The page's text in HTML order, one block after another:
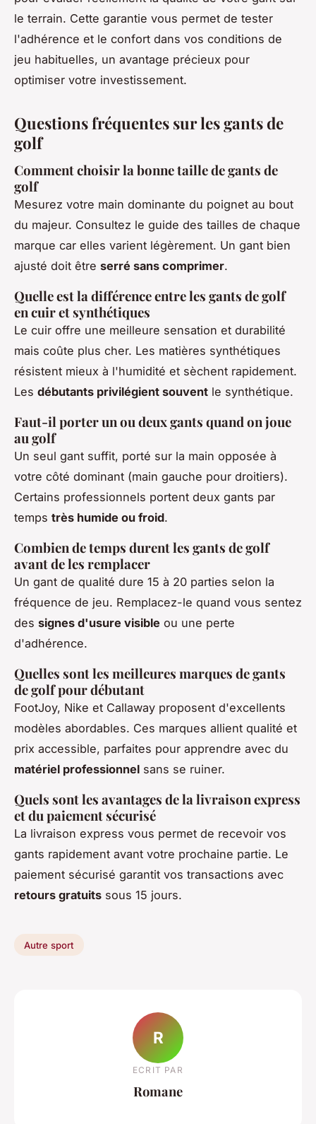
le terrain. Cette garantie vous permet de tester
l'adhérence et le confort dans vos conditions de
jeu habituelles, un avantage précieux pour
optimiser votre investissement.
Questions fréquentes sur les gants de
golf
Comment choisir la bonne taille de gants de
golf
Mesurez votre main dominante du poignet au bout
du majeur. Consultez le guide des tailles de chaque
marque car elles varient légèrement. Un gant bien
ajusté doit être serré sans comprimer.
Quelle est la différence entre les gants de golf
en cuir et synthétiques
Le cuir offre une meilleure sensation et durabilité
mais coûte plus cher. Les matières synthétiques
résistent mieux à l'humidité et sèchent rapidement.
Les débutants privilégient souvent le synthétique.
Faut-il porter un ou deux gants quand on joue
au golf
Un seul gant suffit, porté sur la main opposée à
votre côté dominant (main gauche pour droitiers).
Certains professionnels portent deux gants par
temps très humide ou froid.
Combien de temps durent les gants de golf
avant de les remplacer
Un gant de qualité dure 15 à 20 parties selon la
fréquence de jeu. Remplacez-le quand vous sentez
des signes d'usure visible ou une perte
d'adhérence.
Quelles sont les meilleures marques de gants
de golf pour débutant
FootJoy, Nike et Callaway proposent d'excellents
modèles abordables. Ces marques allient qualité et
prix accessible, parfaites pour apprendre avec du
matériel professionnel sans se ruiner.
Quels sont les avantages de la livraison express
et du paiement sécurisé
La livraison express vous permet de recevoir vos
gants rapidement avant votre prochaine partie. Le
paiement sécurisé garantit vos transactions avec
retours gratuits sous 15 jours.
Autre sport
R
ECRIT PAR
Romane